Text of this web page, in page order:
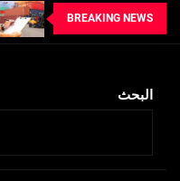
BREAKING NEWS
البحث